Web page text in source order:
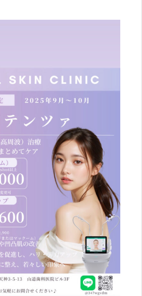
クリニック紹介
ブログ
ENGLISH
Clinic
Online Shop